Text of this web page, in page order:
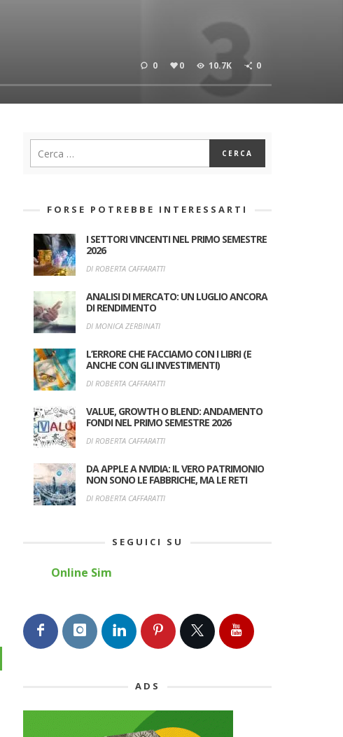
0 0 10.7K 0
FORSE POTREBBE INTERESSARTI
I SETTORI VINCENTI NEL PRIMO SEMESTRE
2026
DI ROBERTA CAFFARATTI
ANALISI DI MERCATO: UN LUGLIO ANCORA
DI RENDIMENTO
DI MONICA ZERBINATI
L’ERRORE CHE FACCIAMO CON I LIBRI (E
ANCHE CON GLI INVESTIMENTI)
DI ROBERTA CAFFARATTI
VALUE, GROWTH O BLEND: ANDAMENTO
FONDI NEL PRIMO SEMESTRE 2026
DI ROBERTA CAFFARATTI
DA APPLE A NVIDIA: IL VERO PATRIMONIO
NON SONO LE FABBRICHE, MA LE RETI
DI ROBERTA CAFFARATTI
SEGUICI SU
Online Sim
ADS